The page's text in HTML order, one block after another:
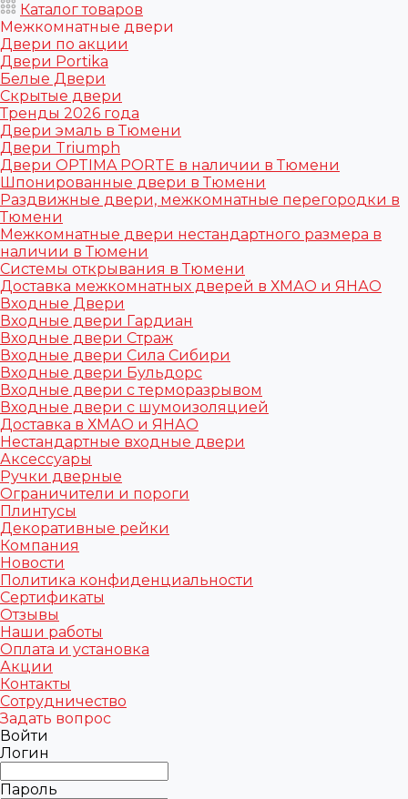
Каталог товаров
Межкомнатные двери
Двери по акции
Двери Portika
Белые Двери
Скрытые двери
Тренды 2026 года
Двери эмаль в Тюмени
Двери Triumph
Двери OPTIMA PORTE в наличии в Тюмени
Шпонированные двери в Тюмени
Раздвижные двери, межкомнатные перегородки в
Тюмени
Межкомнатные двери нестандартного размера в
наличии в Тюмени
Системы открывания в Тюмени
Доставка межкомнатных дверей в ХМАО и ЯНАО
Входные Двери
Входные двери Гардиан
Входные двери Страж
Входные двери Сила Сибири
Входные двери Бульдорс
Входные двери с терморазрывом
Входные двери с шумоизоляцией
Доставка в ХМАО и ЯНАО
Нестандартные входные двери
Аксессуары
Ручки дверные
Ограничители и пороги
Плинтусы
Декоративные рейки
Компания
Новости
Политика конфиденциальности
Сертификаты
Отзывы
Наши работы
Оплата и установка
Акции
Контакты
Сотрудничество
Задать вопрос
Войти
Логин
Пароль